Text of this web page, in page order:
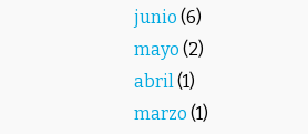
junio(6)
mayo(2)
abril(1)
marzo(1)